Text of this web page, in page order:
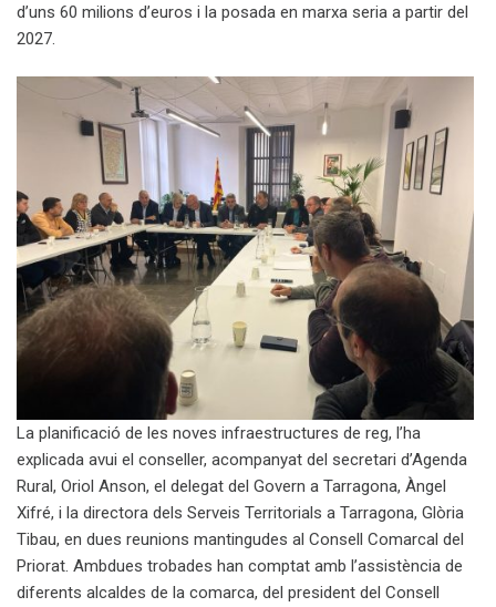
d’uns 60 milions d’euros i la posada en marxa seria a partir del
2027.
La planificació de les noves infraestructures de reg, l’ha
explicada avui el conseller, acompanyat del secretari d’Agenda
Rural, Oriol Anson, el delegat del Govern a Tarragona, Àngel
Xifré, i la directora dels Serveis Territorials a Tarragona, Glòria
Tibau, en dues reunions mantingudes al Consell Comarcal del
Priorat. Ambdues trobades han comptat amb l’assistència de
diferents alcaldes de la comarca, del president del Consell